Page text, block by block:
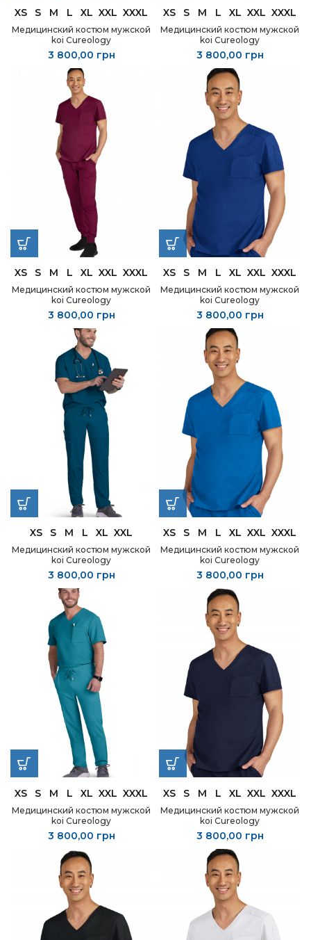
XS S M L XL XXL XXXL
Медицинский костюм мужской
koi Cureology
3 800,00 грн
XS S M L XL XXL XXXL
Медицинский костюм мужской
koi Cureology
3 800,00 грн
XS S M L XL XXL XXXL
Медицинский костюм мужской
koi Cureology
3 800,00 грн
XS S M L XL XXL XXXL
Медицинский костюм мужской
koi Cureology
3 800,00 грн
XS S M L XL XXL
Медицинский костюм мужской
koi Cureology
3 800,00 грн
XS S M L XL XXL XXXL
Медицинский костюм мужской
koi Cureology
3 800,00 грн
XS S M L XL XXL XXXL
Медицинский костюм мужской
koi Cureology
3 800,00 грн
XS S M L XL XXL XXXL
Медицинский костюм мужской
koi Cureology
3 800,00 грн